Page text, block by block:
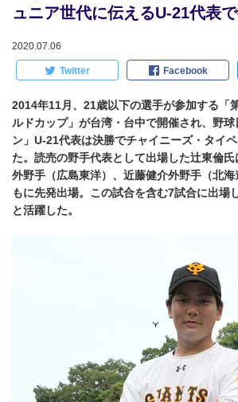
ュニア世代に伝えるU-21代表
2020.07.06
Twitter Facebook
2014年11月、21歳以下の選手が参加する「
ルドカップ」が台湾・台中で開催され、野
ン」U-21代表は決勝でチャイニーズ・タイ
た。読売の野手代表として出場した辻東倫
外野手（広島東洋）、近藤健介外野手（北海
もに先発出場。この試合を含む7試合に出場
と活躍した。